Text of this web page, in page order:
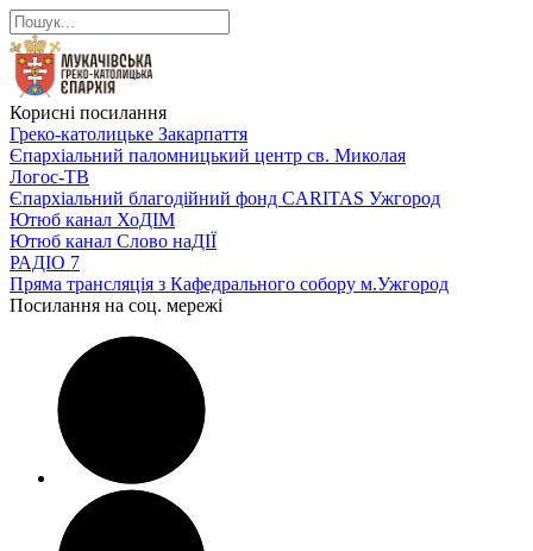
Корисні посилання
Греко-католицьке Закарпаття
Єпархіальний паломницький центр св. Миколая
Логос-ТВ
Єпархіальний благодійний фонд CARITAS Ужгород
Ютюб канал ХоДІМ
Ютюб канал Слово наДІЇ
РАДІО 7
Пряма трансляція з Кафедрального собору м.Ужгород
Посилання на соц. мережі